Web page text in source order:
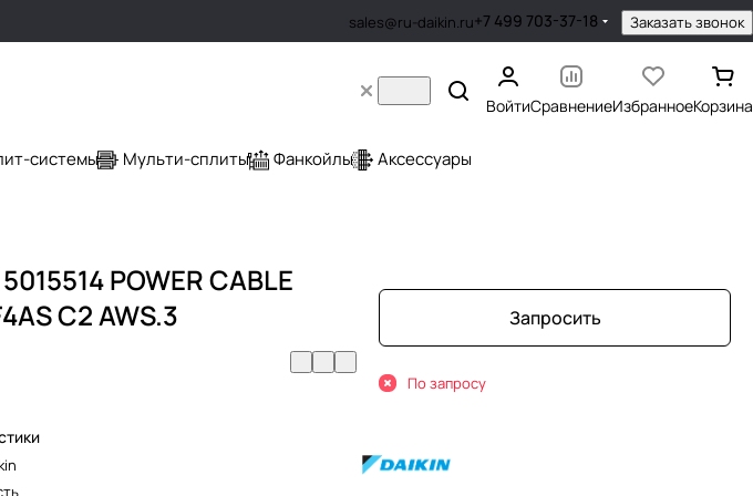
sales@ru-daikin.ru+7 499 703-37-18 Заказать звонок
ВойтиСравнениеИзбранноеКорзина
системы Мульти-сплиты Фанкойлы Аксессуары
POWER CABLE
C2 AWS.3
Запросить
По запросу